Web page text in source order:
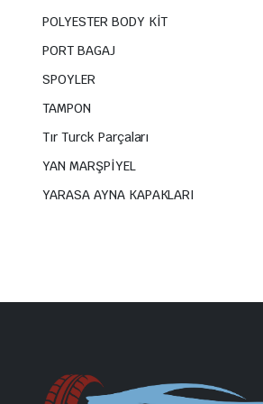
POLYESTER BODY KİT
PORT BAGAJ
SPOYLER
TAMPON
Tır Turck Parçaları
YAN MARŞPİYEL
YARASA AYNA KAPAKLARI